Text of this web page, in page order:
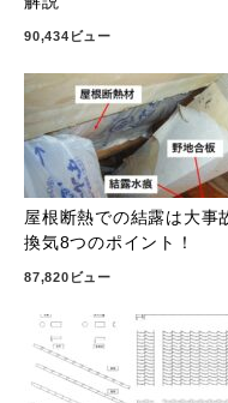
90,434ビュー
屋根断熱での結露は大
換気8つのポイント！
87,820ビュー